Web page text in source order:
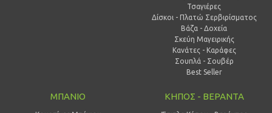
Τσαγιέρες
Δίσκοι - Πλατώ Σερβιρίσματος
Βάζα - Δοχεία
Σκεύη Μαγειρικής
Κανάτες - Καράφες
Σουπλά - Σουβέρ
Best Seller
ΜΠΑΝΙΟ ΚΗΠΟΣ - ΒΕΡΑΝΤΑ